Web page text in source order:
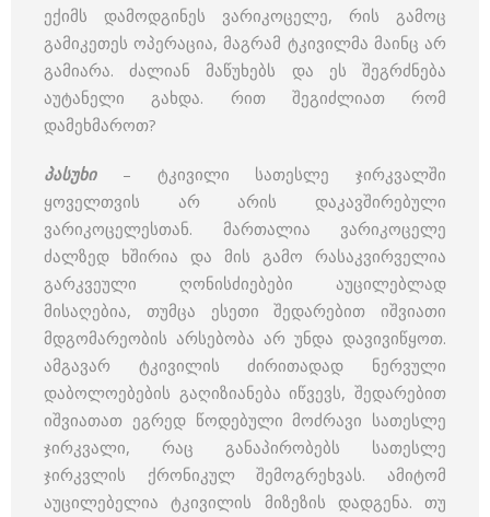
ექიმს დამოდგინეს ვარიკოცელე, რის გამოც
გამიკეთეს ოპერაცია, მაგრამ ტკივილმა მაინც არ
გამიარა. ძალიან მაწუხებს და ეს შეგრძნება
აუტანელი გახდა. რით შეგიძლიათ რომ
დამეხმაროთ?
პასუხი– ტკივილი სათესლე ჯირკვალში
ყოველთვის არ არის დაკავშირებული
ვარიკოცელესთან. მართალია ვარიკოცელე
ძალზედ ხშირია და მის გამო რასაკვირველია
გარკვეული ღონისძიებები აუცილებლად
მისაღებია, თუმცა ესეთი შედარებით იშვიათი
მდგომარეობის არსებობა არ უნდა დავივიწყოთ.
ამგავარ ტკივილის ძირითადად ნერვული
დაბოლოებების გაღიზიანება იწვევს, შედარებით
იშვიათათ ეგრედ წოდებული მოძრავი სათესლე
ჯირკვალი, რაც განაპირობებს სათესლე
ჯირკვლის ქრონიკულ შემოგრეხვას. ამიტომ
აუცილებელია ტკივილის მიზეზის დადგენა. თუ